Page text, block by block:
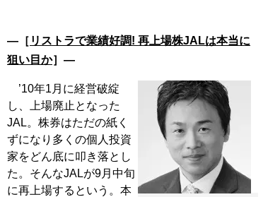
―［ リストラで業績好調! 再上場株JALは本当に
狙い目か］―
’10年1月に経営破綻
し、上場廃止となった
JAL。株券はただの紙く
ずになり多くの個人投資
家をどん底に叩き落とし
た。そんなJALが9月中旬
に再上場するという。本